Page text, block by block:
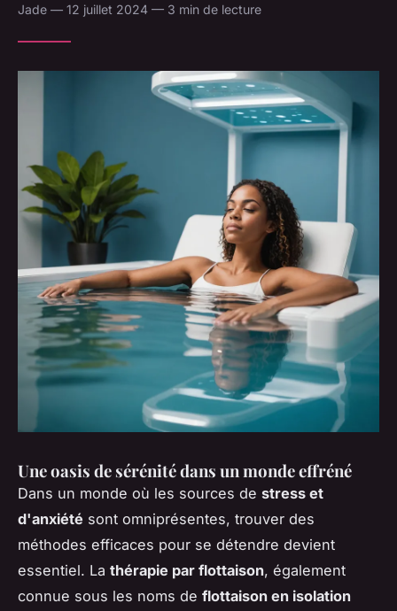
Jade — 12 juillet 2024 — 3 min de lecture
Une oasis de sérénité dans un monde effréné
Dans un monde où les sources de stress et
d'anxiété sont omniprésentes, trouver des
méthodes efficaces pour se détendre devient
essentiel. La thérapie par flottaison, également
connue sous les noms de flottaison en isolation